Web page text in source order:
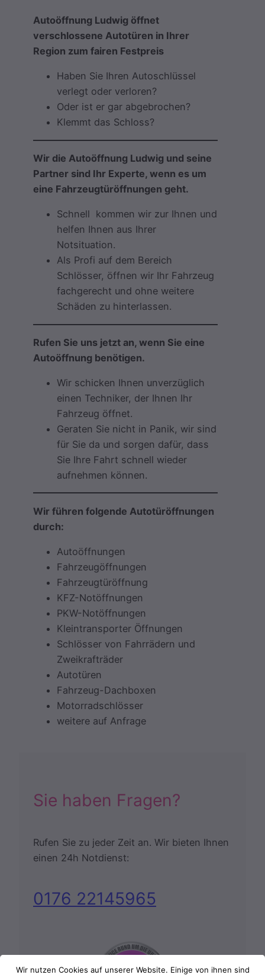
Autoöffnung Ludwig öffnet
verschlossene Autotüren in Ihrer
Region zum fairen Festpreis
Haben Sie Ihren Autoschlüssel
verlegt oder verloren?
Oder ist er gar abgebrochen?
Klemmt das Schloss?
Wir die Autoöffnung Ludwig und seine
Partner sind Ihr Experte, wenn es um
eine Fahrzeugtüröffnungen geht.
Schnell kommen wir zur Ihnen und
helfen Ihnen aus Ihrer
Notsituation.
Als Profi auf dem Bereich
Schlösser, öffnen wir Ihr Fahrzeug
fachgerecht und ohne weitere
Schäden zu hinterlassen.
Rufen Sie uns jetzt an, wenn Sie eine
Autoöffnung benötigen.
Wir schicken Ihnen unverzüglich
einen Techniker, der Ihnen Ihr
Fahrzeug öffnet.
Geraten Sie nicht in Panik, wir sind
für Sie da und sorgen dafür, dass
Sie Ihre Fahrt schnell wieder
aufnehmen können.
Wir führen folgende Autotüröffnungen
durch:
Autoöffnungen
Fahrzeugöffnungen
Fahrzeugtüröffnung
KFZ-Notöffnungen
PKW-Notöffnungen
Kleintransporter Öffnungen
Schlösser von Fahrrädern und
Zweikrafträder
Autotüren
Fahrzeug-Dachboxen
Motorradschlösser
weitere auf Anfrage
Sie haben Fragen?
Rufen Sie zu jeder Zeit an. Wir bieten Ihnen
einen 24h Notdienst:
0176 22145965
Wir nutzen Cookies auf unserer Website. Einige von ihnen sind